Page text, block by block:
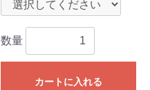
数量
カートに入れる